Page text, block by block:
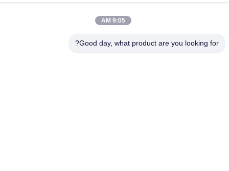
التلقائي بالكامل مع غطاء و
الآلي بالكامل مع غطاء وتسمية
9:05 AM
Good day, what product are you looking for?